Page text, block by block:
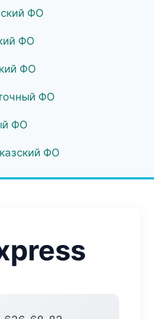
ФО
ФО
ФО
ФО
ФО
ФО